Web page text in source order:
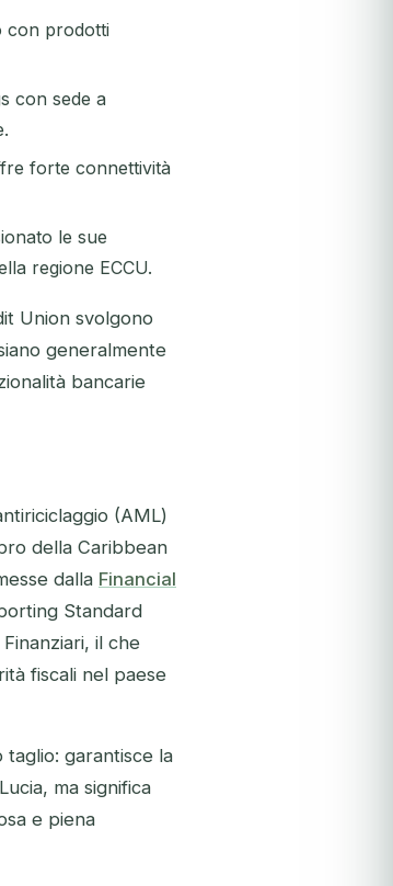
con prodotti
con sede a
forte connettività
le sue
regione ECCU.
Union svolgono
generalmente
bancarie
(AML)
della Caribbean
dalla Financial
Standard
il che
fiscali nel paese
garantisce la
ma significa
e piena